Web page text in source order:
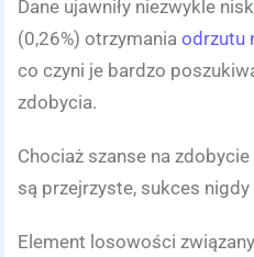
Dane ujawniły niezwykle
(0,26%) otrzymania odrzutu
co czyni je bardzo
zdobycia.
Chociaż szanse na
są przejrzyste, sukces
Element losowości